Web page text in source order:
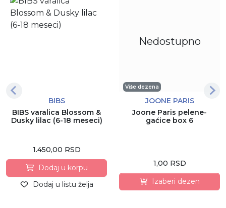
BIBS
BIBS varalica Blossom &
Dusky lilac (6-18 meseci)
1.450,00 RSD
Dodaj u korpu
Dodaj u listu želja
Nedostupno
Više dezena
JOONE PARIS
Joone Paris pelene-
gaćice box 6
1,00 RSD
Izaberi dezen